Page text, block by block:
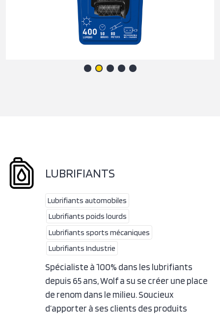
LUBRIFIANTS
Lubrifiants automobiles
Lubrifiants poids lourds
Lubrifiants sports mécaniques
Lubrifiants Industrie
Spécialiste à 100% dans les lubrifiants
depuis 65 ans, Wolf a su se créer une place
de renom dans le milieu. Soucieux
d’apporter à ses clients des produits